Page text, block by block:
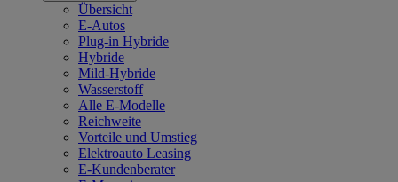
Übersicht
E-Autos
Plug-in Hybride
Hybride
Mild-Hybride
Wasserstoff
Alle E-Modelle
Reichweite
Vorteile und Umstieg
Elektroauto Leasing
E-Kundenberater